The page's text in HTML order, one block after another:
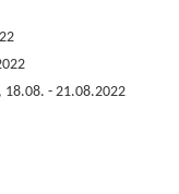
18.08. - 21.08.2022